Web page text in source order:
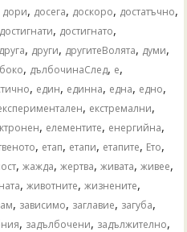
дори, досега, доскоро, достатъчно,
достигнати, достигнато,
друга, други, другитеВолята, думи,
, дълбочинаСлед, е,
, един, единна, една, едно,
, екстремални,
, елементите, енергийна,
, етап, етапи, етапите, Ето,
,жажда,жертва,живата,живее,
,животните,жизнените,
, зависимо, заглавие, загуба,
, задълбочени, задължително,